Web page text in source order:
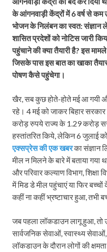
के आंगनवाड़ी केंद्रों में 6 वर्ष से कम
भोजन के निलंबन का स्वत: संज्ञान
शासित प्रदेशों को नोटिस जारी
पहुंचाने की क्या तैयारी है? इस
जिसके पास इस बात का खाका
पोषण कैसे पहुंचेगा।
खैर, सब कुछ होते-होते मई आ गयी
रहे। 4 मई को जाकर बिहार
करोड़ रुपये राज्य के 1.29 करोड़
हस्तांतरित किये, लेकिन 6 जुलाई
एक्सप्रेस की एक खबरका संज्ञान
मील न मिलने के बारे में बताया गया
और परिवार कल्याण विभाग, शिक्षा
में मिड डे मील पहुंचाएं या फिर
कहीं ना कहीं भ्रष्टाचार हुआ, तभी
जब पहला लॉकडाउन लागू हुआ, तो
सार्वजनिक सेवाओं, स्वास्थ्य
लॉकडाउन के दौरान लोगों की